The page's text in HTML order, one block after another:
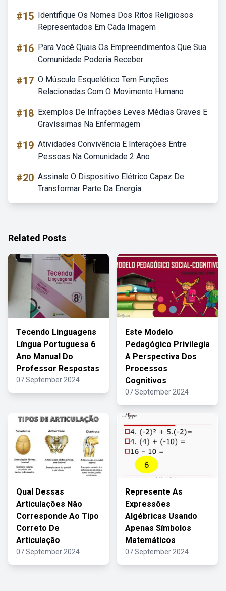
#15 Identifique Os Nomes Dos Ritos Religiosos
Representados Em Cada Imagem
#16 Para Você Quais Os Empreendimentos Que Sua
Comunidade Poderia Receber
#17 O Músculo Esquelético Tem Funções
Relacionadas Com O Movimento Humano
#18 Exemplos De Infrações Leves Médias Graves E
Gravíssimas Na Enfermagem
#19 Atividades Convivência E Interações Entre
Pessoas Na Comunidade 2 Ano
#20 Assinale O Dispositivo Elétrico Capaz De
Transformar Parte Da Energia
Related Posts
Tecendo Linguagens
Língua Portuguesa 6
Ano Manual Do
Professor Respostas
07 September 2024
Este Modelo
Pedagógico Privilegia
A Perspectiva Dos
Processos
Cognitivos
07 September 2024
Qual Dessas
Articulações Não
Corresponde Ao Tipo
Correto De
Articulação
07 September 2024
Represente As
Expressões
Algébricas Usando
Apenas Símbolos
Matemáticos
07 September 2024